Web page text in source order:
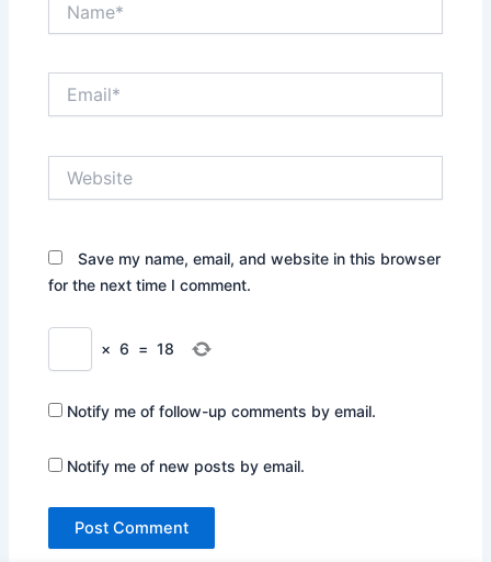
Save my name, email, and website in this browser
for the next time I comment.
× 6 = 18
Notify me of follow-up comments by email.
Notify me of new posts by email.